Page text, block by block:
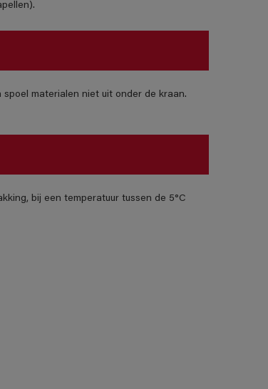
materialen niet uit onder de kraan.
bij een temperatuur tussen de 5°C